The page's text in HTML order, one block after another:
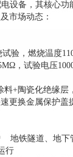
设备，其核心
市场动态：
验，燃烧温度
，试验电压
+陶瓷化绝缘层
更换金属保护盖
地铁隧道、地下
行